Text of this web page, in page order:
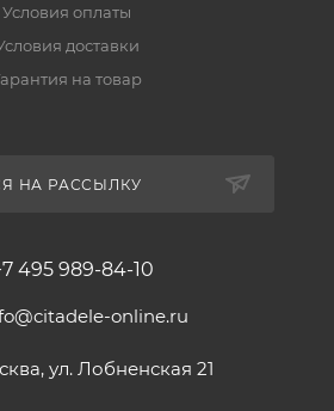
Условия оплаты
доставки
на товар
НА РАССЫЛКУ
495 989-84-10
online.ru
ул. Лобненская 21